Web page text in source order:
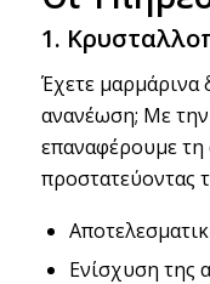
1.
Έχετε μαρμάρινα
ανανέωση; Με την
επαναφέρουμε
προστατεύοντας
Ενίσχυση της